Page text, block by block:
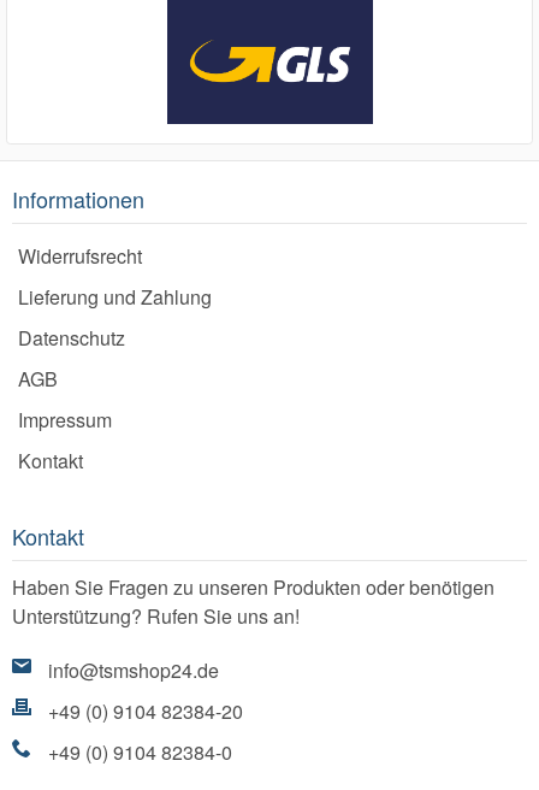
Informationen
Widerrufsrecht
Lieferung und Zahlung
Datenschutz
AGB
Impressum
Kontakt
Kontakt
Haben Sie Fragen zu unseren Produkten oder benötigen
Unterstützung? Rufen Sie uns an!
info@tsmshop24.de
+49 (0) 9104 82384-20
+49 (0) 9104 82384-0